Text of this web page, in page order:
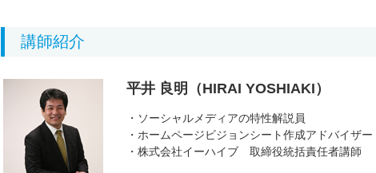
講師紹介
平井 良明（HIRAI YOSHIAKI）
・ソーシャルメディアの特性解説員
・ホームページビジョンシート作成アドバイザー
・株式会社イーハイブ 取締役統括責任者講師